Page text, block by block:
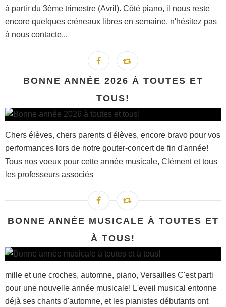
à partir du 3ème trimestre (Avril). Côté piano, il nous reste
encore quelques créneaux libres en semaine, n'hésitez pas
à nous contacte...
BONNE ANNÉE 2026 À TOUTES ET
TOUS!
Chers élèves, chers parents d'élèves, encore bravo pour vos
performances lors de notre gouter-concert de fin d'année!
Tous nos voeux pour cette année musicale, Clément et tous
les professeurs associés
BONNE ANNÉE MUSICALE À TOUTES ET
À TOUS!
mille et une croches, automne, piano, Versailles C'est parti
pour une nouvelle année musicale! L'eveil musical entonne
déjà ses chants d'automne, et les pianistes débutants ont